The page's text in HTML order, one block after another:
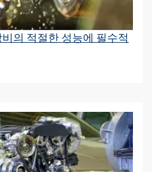
의 적절한 성능에 필수적